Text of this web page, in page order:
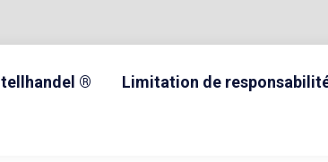
tellhandel ®
Limitation de